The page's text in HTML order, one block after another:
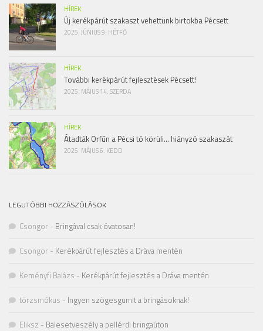
HÍREK
Új kerékpárút szakaszt vehettünk birtokba Pécsett
2025. JÚNIUS 9. HÉTFŐ
HÍREK
További kerékpárút fejlesztések Pécsett!
2025. MÁJUS 14. SZERDA
HÍREK
Átadták Orfűn a Pécsi tó körüli… hiányzó szakaszát
2025. MÁJUS 6. KEDD
LEGUTÓBBI HOZZÁSZÓLÁSOK
Csongor - Bringával csak óvatosan!
Csongor - Kerékpárút fejlesztés a Dráva mentén
Keményfi Balázs - Kerékpárút fejlesztés a Dráva mentén
törzsmókus - Ingyen szögesgumit a bringásoknak!
Eliksz - Balesetveszély a pellérdi bringaúton